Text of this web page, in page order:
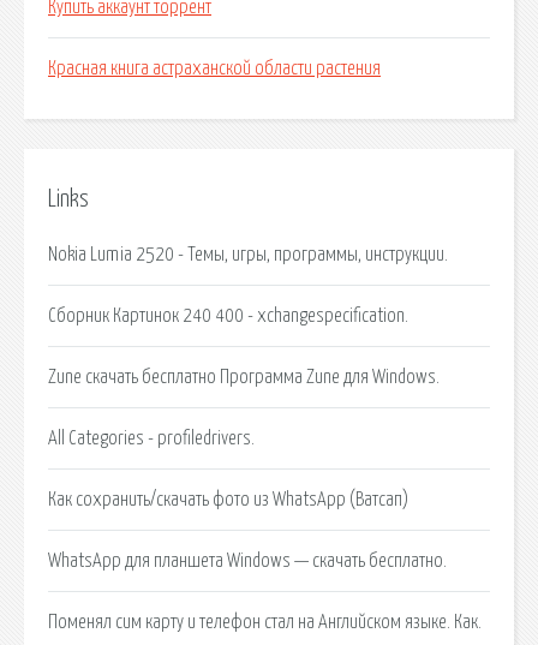
Купить аккаунт торрент
Красная книга астраханской области растения
Links
Nokia Lumia 2520 - Темы, игры, программы, инструкции.
Сборник Картинок 240 400 - xchangespecification.
Zune скачать бесплатно Программа Zune для Windows.
All Categories - profiledrivers.
Как сохранить/скачать фото из WhatsApp (Ватсап)
WhatsApp для планшета Windows — скачать бесплатно.
Поменял сим карту и телефон стал на Английском языке. Как.